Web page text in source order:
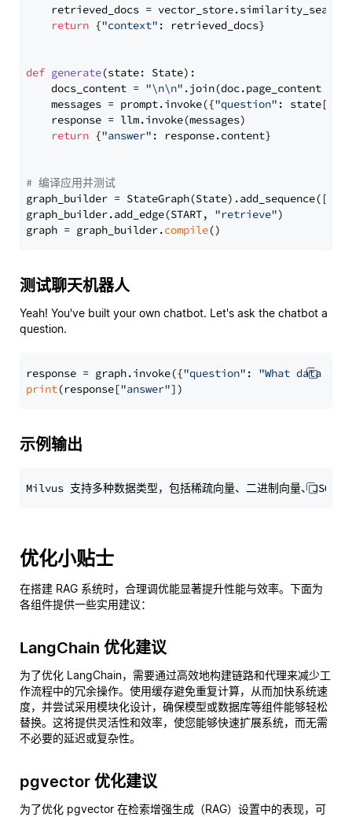
retrieved_docs =
return {"context" : retrieved_docs}
def generate(state: State):
    docs_content =
"\n\n" .join(doc.page_content
    messages = prompt.invoke({
"question" : state[
    response = llm.invoke(messages)
return {"answer" : response.content}
# 编译应用并测试
graph_builder =
graph_builder.add_edge(START, "retrieve")
graph = graph_builder.compile
测试聊天机器人
Yeah! You've built your own chatbot. Let's ask the chatbot a
question.
response = graph.invoke({"question" : "What data
print(response["answer"
示例输出
优化小贴士
在搭建 RAG 系统时，合理调优能显著提升性能与效率。下面为
各组件提供一些实用建议：
LangChain 优化建议
为了优化 LangChain，需要通过高效地构建链路和代理来减少工
作流程中的冗余操作。使用缓存避免重复计算，从而加快系统速
度，并尝试采用模块化设计，确保模型或数据库等组件能够轻松
替换。这将提供灵活性和效率，使您能够快速扩展系统，而无需
不必要的延迟或复杂性。
pgvector 优化建议
为了优化 pgvector 在检索增强生成（RAG）设置中的表现，可